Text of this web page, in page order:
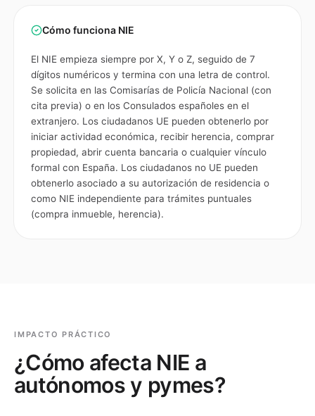
Cómo funciona NIE
El NIE empieza siempre por X, Y o Z, seguido de 7
dígitos numéricos y termina con una letra de control.
Se solicita en las Comisarías de Policía Nacional (con
cita previa) o en los Consulados españoles en el
extranjero. Los ciudadanos UE pueden obtenerlo por
iniciar actividad económica, recibir herencia, comprar
propiedad, abrir cuenta bancaria o cualquier vínculo
formal con España. Los ciudadanos no UE pueden
obtenerlo asociado a su autorización de residencia o
como NIE independiente para trámites puntuales
(compra inmueble, herencia).
IMPACTO PRÁCTICO
¿Cómo afecta NIE a
autónomos y pymes?